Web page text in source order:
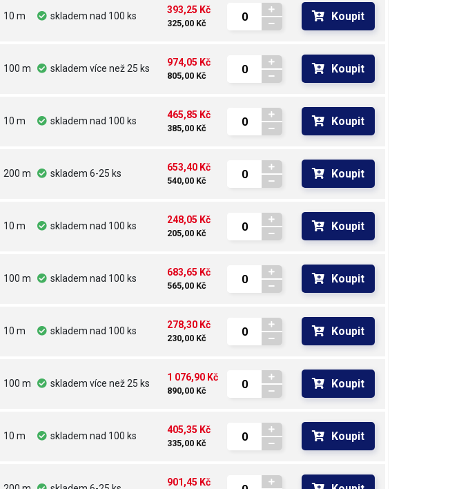
10 m skladem nad 100 ks
393,25 Kč
325,00 Kč
Koupit
100 m skladem více než 25 ks
974,05 Kč
805,00 Kč
Koupit
10 m skladem nad 100 ks
465,85 Kč
385,00 Kč
Koupit
200 m skladem 6-25 ks
653,40 Kč
540,00 Kč
Koupit
10 m skladem nad 100 ks
248,05 Kč
205,00 Kč
Koupit
100 m skladem nad 100 ks
683,65 Kč
565,00 Kč
Koupit
10 m skladem nad 100 ks
278,30 Kč
230,00 Kč
Koupit
100 m skladem více než 25 ks
1 076,90 Kč
890,00 Kč
Koupit
10 m skladem nad 100 ks
405,35 Kč
335,00 Kč
Koupit
901,45 Kč